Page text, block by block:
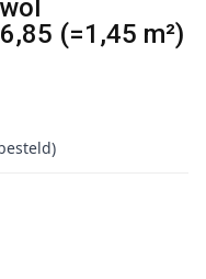
(=1,45 m²)